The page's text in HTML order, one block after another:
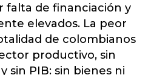
falta de financiación y
elevados. La peor
de colombianos
productivo, sin
sin PIB: sin bienes ni